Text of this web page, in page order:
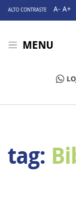
ALTO CONTRASTE A- A+
MENU
tag: